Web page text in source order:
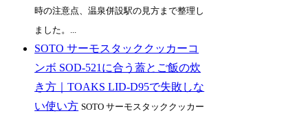
時の注意点、温泉併設駅の見方まで整理し
ました。...
SOTO サーモスタッククッカーコ
ンボ SOD-521に合う蓋とご飯の炊
き方｜TOAKS LID-D95で失敗しな
い使い方 SOTO サーモスタッククッカー